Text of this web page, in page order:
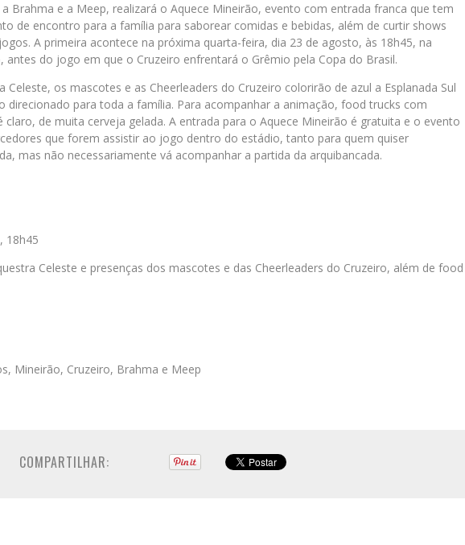
Brahma e a Meep, realizará o Aquece Mineirão, evento com entrada franca que tem
de encontro para a família para saborear comidas e bebidas, além de curtir shows
A primeira acontece na próxima quarta-feira, dia 23 de agosto, às 18h45, na
antes do jogo em que o Cruzeiro enfrentará o Grêmio pela Copa do Brasil.
os mascotes e as Cheerleaders do Cruzeiro colorirão de azul a Esplanada Sul
direcionado para toda a família. Para acompanhar a animação, food trucks com
claro, de muita cerveja gelada. A entrada para o Aquece Mineirão é gratuita e o evento
que forem assistir ao jogo dentro do estádio, tanto para quem quiser
mas não necessariamente vá acompanhar a partida da arquibancada.
18h45
Celeste e presenças dos mascotes e das Cheerleaders do Cruzeiro, além de food
Mineirão, Cruzeiro, Brahma e Meep
COMPARTILHAR: